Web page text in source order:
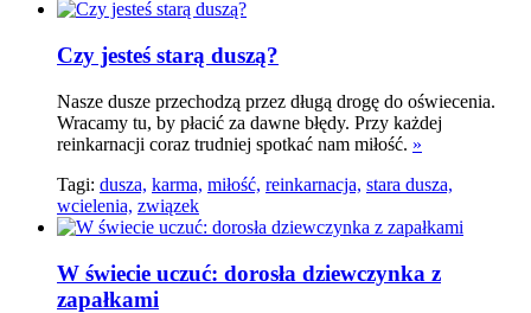
Czy jesteś starą duszą?
Nasze dusze przechodzą przez długą drogę do oświecenia.
Wracamy tu, by płacić za dawne błędy. Przy każdej
reinkarnacji coraz trudniej spotkać nam miłość. »
Tagi: dusza, karma, miłość, reinkarnacja, stara dusza,
wcielenia, związek
W świecie uczuć: dorosła dziewczynka z
zapałkami